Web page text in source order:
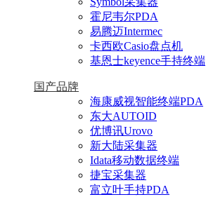
霍尼韦尔PDA
易腾迈Intermec
卡西欧Casio盘点机
基恩士keyence手持终端
国产品牌
海康威视智能终端PDA
东大AUTOID
优博讯Urovo
新大陆采集器
Idata移动数据终端
捷宝采集器
富立叶手持PDA